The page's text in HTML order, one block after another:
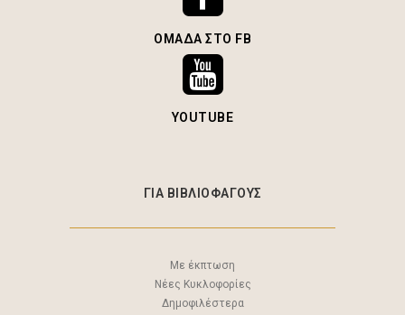
ΟΜΆΔΑ ΣΤΟ FB
YOUTUBE
ΓΙΑ ΒΙΒΛΙΟΦΑΓΟΥΣ
Με έκπτωση
Νέες Κυκλοφορίες
Δημοφιλέστερα